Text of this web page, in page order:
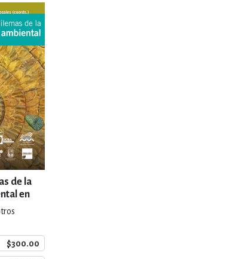
AIRE LIBRE
Y GESTIÓN
FICCIÓN Y TEMAS AFINES
Y ARQUEOLOGÍA
LENGUAJE Y LINGÜÍSTICA
de la
en
$300.00